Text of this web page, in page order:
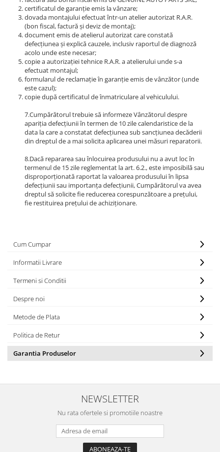
Accesorii moto
Antifurt
Genti bagaje moto
Huse moto
Suporti si kituri montaj topcase
Suporti si placi prindere
certificatul de garanție emis la vânzare;
dovada montajului efectuat într-un atelier autorizat R.A.R.
(bon fiscal, factură și deviz de montaj);
document emis de atelierul autorizat care constată
defecțiunea și explică cauzele, inclusiv raportul de diagnoză
acolo unde este necesar;
copie a autorizației tehnice R.A.R. a atelierului unde s-a
efectuat montajul;
formularul de reclamație în garanție emis de vânzător (unde
este cazul);
copie după certificatul de înmatriculare al vehiculului.
7.Cumpărătorul trebuie să informeze Vânzătorul despre
apariția defecțiunii în termen de 10 zile calendaristice de la
data la care a constatat defecțiunea sub sancțiunea decăderii
din dreptul de a mai solicita aplicarea unei măsuri reparatorii.
8.Dacă repararea sau înlocuirea produsului nu a avut loc în
termenul de 15 zile reglementat la art. 6.2., este imposibilă sau
disproporționată raportat la valoarea produsului în lipsa
defecțiunii sau importanța defecțiunii, Cumpărătorul va avea
dreptul să solicite fie reducerea corespunzătoare a prețului,
fie restituirea prețului de achiziționare.
Cum Cumpar
Informatii Livrare
Termeni si Conditii
Despre noi
Metode de Plata
Politica de Retur
Garantia Produselor
NEWSLETTER
Nu rata ofertele si promotiile noastre